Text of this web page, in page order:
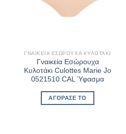
ΓΝΑΙΚΕΊΑ ΕΣΏΡΟΥΧΑ ΚΥΛΟΤΆΚΙ
Γναικεία Εσώρουχα
Κυλοτάκι Culottes Marie Jo
0521510 CAL Ύφασμα
ΑΓΌΡΑΣΈ ΤΟ